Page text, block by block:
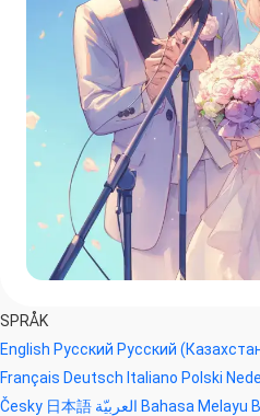
SPRÅK
English Русский Русский
Français Deutsch Italiano Polski
Česky 日本語 Bahasa Melayu